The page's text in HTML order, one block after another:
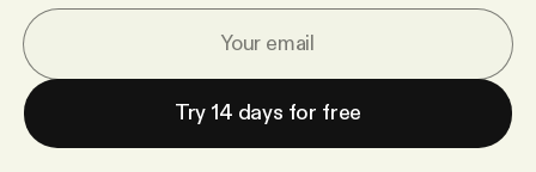
Try 14 days for free